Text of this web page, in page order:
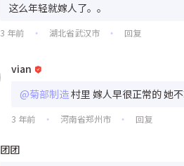
这么年轻就嫁人了。。
3 年前 • 湖北省武汉市 • 回复
vian
@菊部制造村里 嫁人早很正常的 她
3 年前 • 河南省郑州市 • 回复
团团